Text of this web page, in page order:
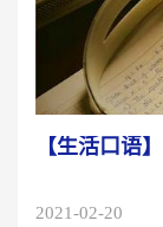
【生活口语】
2021-02-20